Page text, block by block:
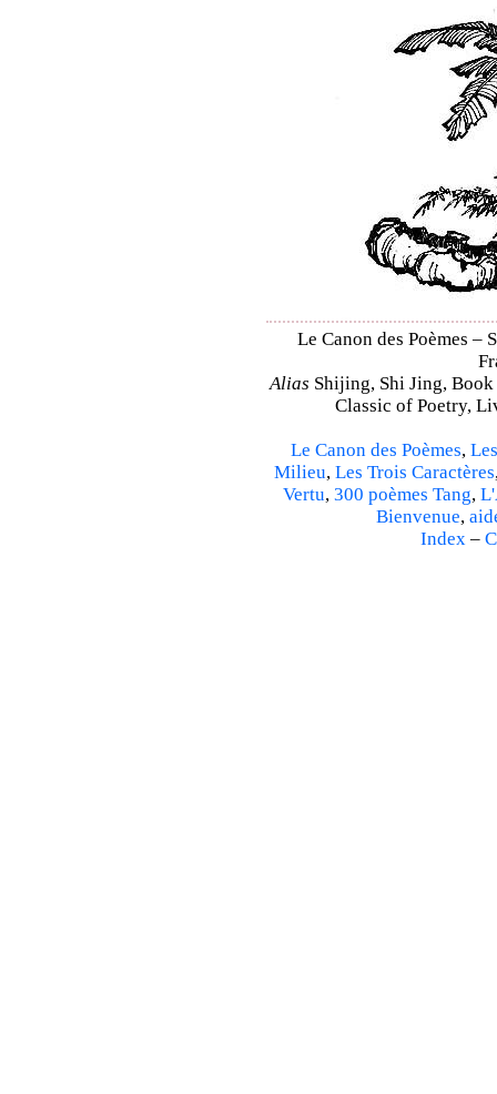
Le Canon des Poèmes
Alias Shijing, Shi Jing,
Classic of Poetry,
Le Canon des Poèmes,
Milieu, Les Trois Caractères
Vertu, 300 poèmes Tang,
Bienvenue,
Index–